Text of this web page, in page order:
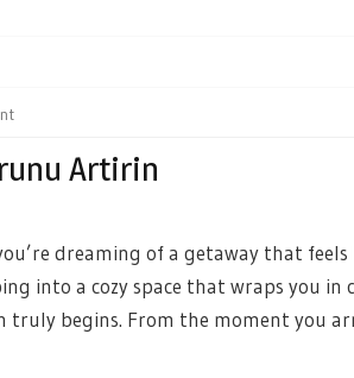
Artirin
dreaming of a getaway that feels
into a cozy space that wraps you in
truly begins. From the moment you